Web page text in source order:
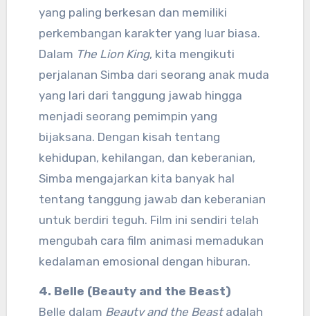
yang paling berkesan dan memiliki
perkembangan karakter yang luar biasa.
Dalam The Lion King, kita mengikuti
perjalanan Simba dari seorang anak muda
yang lari dari tanggung jawab hingga
menjadi seorang pemimpin yang
bijaksana. Dengan kisah tentang
kehidupan, kehilangan, dan keberanian,
Simba mengajarkan kita banyak hal
tentang tanggung jawab dan keberanian
untuk berdiri teguh. Film ini sendiri telah
mengubah cara film animasi memadukan
kedalaman emosional dengan hiburan.
4. Belle (Beauty and the Beast)
Belle dalam Beauty and the Beastadalah